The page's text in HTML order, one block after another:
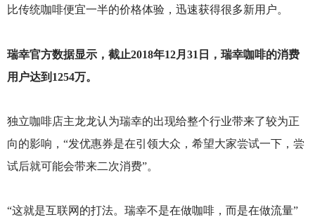
比传统咖啡便宜一半的价格体验，迅速获得很多新用户。
瑞幸官方数据显示，截止2018年12月31日，瑞幸咖啡的消费
用户达到1254万。
独立咖啡店主龙龙认为瑞幸的出现给整个行业带来了较为正
向的影响，“发优惠券是在引领大众，希望大家尝试一下，尝
试后就可能会带来二次消费”。
“这就是互联网的打法。瑞幸不是在做咖啡，而是在做流量”